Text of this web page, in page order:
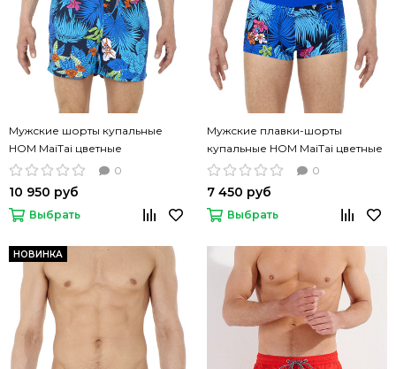
Мужские шорты купальные
HOM MaiTai цветные
0
10 950 руб
Выбрать
Мужские плавки-шорты
купальные HOM MaiTai цветные
0
7 450 руб
Выбрать
НОВИНКА